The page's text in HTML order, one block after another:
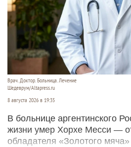
Врач. Доктор. Больница. Лечение
Шедеврум/Altapress.ru
8 августа 2026 в 19:35
В больнице аргентинского
жизни умер Хорхе Месси —
обладателя «Золотого